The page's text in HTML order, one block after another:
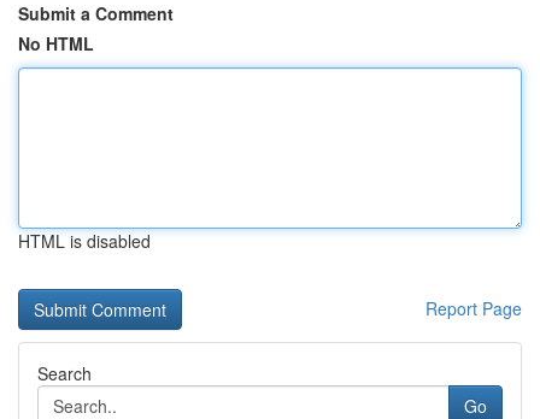
Submit a Comment
No HTML
HTML is disabled
Report Page
Search
Go